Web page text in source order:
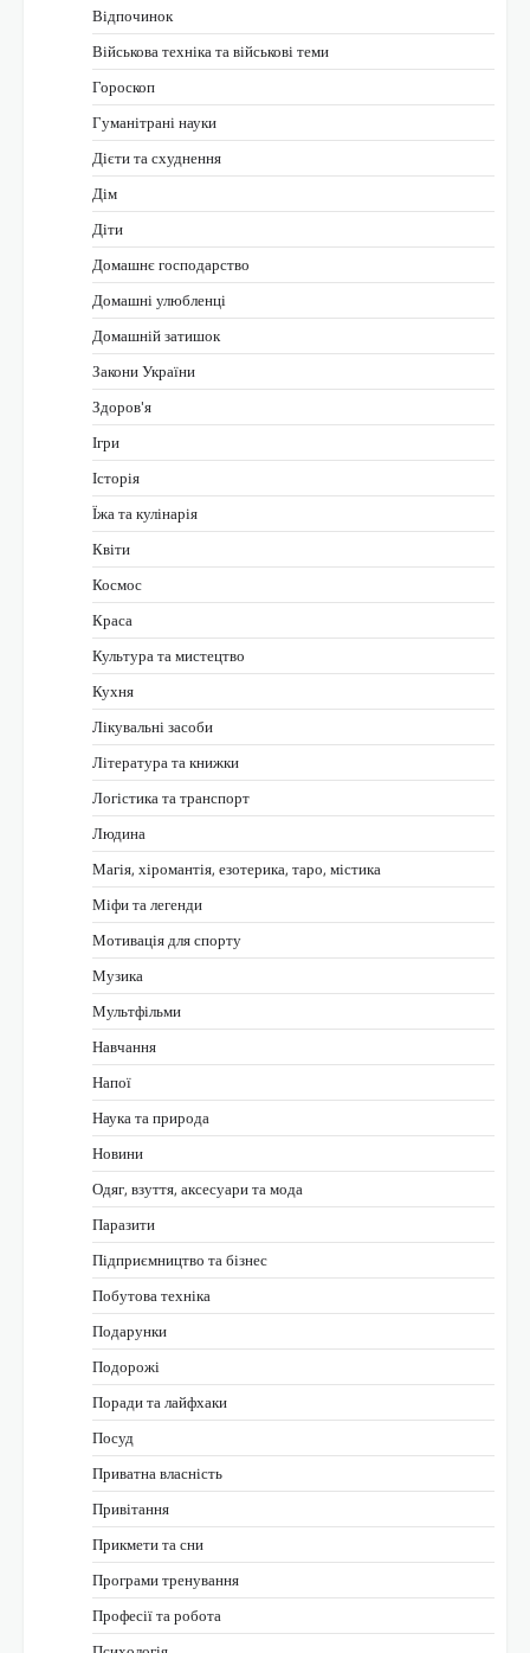
Відпочинок
Військова техніка та військові теми
Гороскоп
Гуманітрані науки
Дієти та схуднення
Дім
Діти
Домашнє господарство
Домашні улюбленці
Домашній затишок
Закони України
Здоров'я
Ігри
Історія
Їжа та кулінарія
Квіти
Космос
Краса
Культура та мистецтво
Кухня
Лікувальні засоби
Література та книжки
Логістика та транспорт
Людина
Магія, хіромантія, езотерика, таро, містика
Міфи та легенди
Мотивація для спорту
Музика
Мультфільми
Навчання
Напої
Наука та природа
Новини
Одяг, взуття, аксесуари та мода
Паразити
Підприємництво та бізнес
Побутова техніка
Подарунки
Подорожі
Поради та лайфхаки
Посуд
Приватна власність
Привітання
Прикмети та сни
Програми тренування
Професії та робота